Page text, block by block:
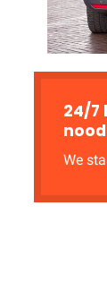
24/7
We